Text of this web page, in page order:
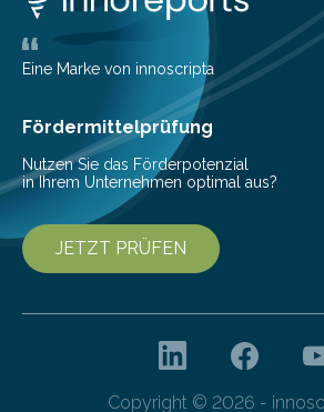
belegen, dass es eindeutig die
die…
Eine Marke von innoscripta
Fördermittelprüfung
Nutzen Sie das Förderpotenzial
in Ihrem Unternehmen optimal aus?
JETZT PRÜFEN
Copyright © 2026 -